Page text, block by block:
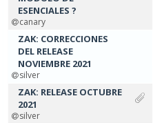
ESENCIALES ?
canary
ZAK: CORRECCIONES
DEL RELEASE
NOVIEMBRE 2021
silver
ZAK: RELEASE OCTUBRE
2021
silver